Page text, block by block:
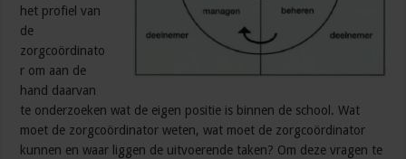
het profiel van
de
zorgcoördinato
r om aan de
hand daarvan
te onderzoeken wat de eigen positie is binnen de school. Wat
moet de zorgcoördinator weten, wat moet de zorgcoördinator
kunnen en waar liggen de uitvoerende taken? Om deze vragen te